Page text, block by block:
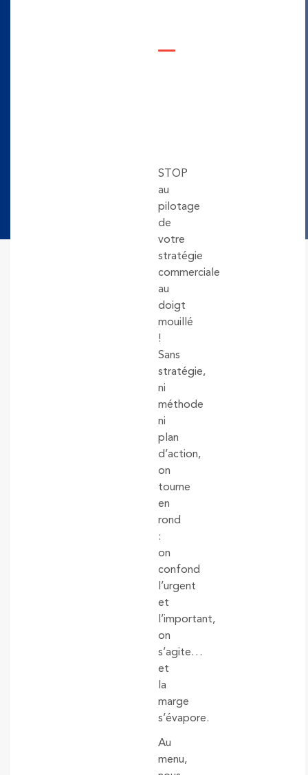
STOP
au
pilotage
de
votre
stratégie
commerciale
au
doigt
mouillé
!
Sans
stratégie,
ni
méthode
ni
plan
d’action,
on
tourne
en
rond
:
on
confond
l’urgent
et
l’important,
on
s’agite…
et
la
marge
s’évapore.
Au
menu,